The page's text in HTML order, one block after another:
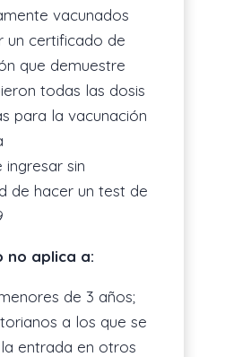
vacunados
un certificado de
que demuestre
todas las dosis
para la vacunación
ingresar sin
de hacer un test de
no aplica a:
de 3 años;
a los que se
entrada en otros